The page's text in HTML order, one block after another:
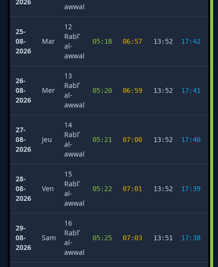
awwal
25-
08-
2026
Mar
12
Rabīʿ
al-
awwal
05:18 06:57 13:52 17:42
26-
08-
2026
Mer
13
Rabīʿ
al-
awwal
05:20 06:59 13:52 17:41
27-
08-
2026
Jeu
14
Rabīʿ
al-
awwal
05:21 07:00 13:52 17:40
28-
08-
2026
Ven
15
Rabīʿ
al-
awwal
05:22 07:01 13:52 17:39
29-
08-
2026
Sam
16
Rabīʿ
al-
awwal
05:25 07:03 13:51 17:38